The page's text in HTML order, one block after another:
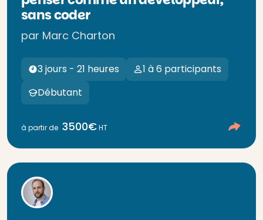
sans coder
par Marc Charton
3 jours - 21 heures
1 à 6 participants
Débutant
à partir de 3500€HT